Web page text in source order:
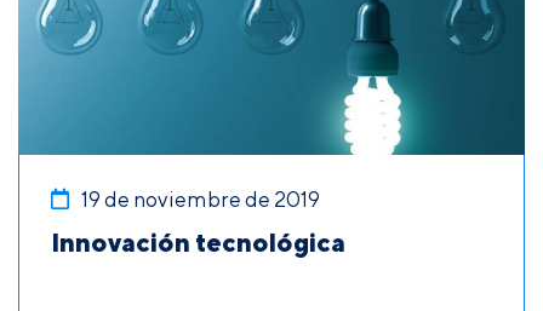
19 de noviembre de 2019
Innovación tecnológica